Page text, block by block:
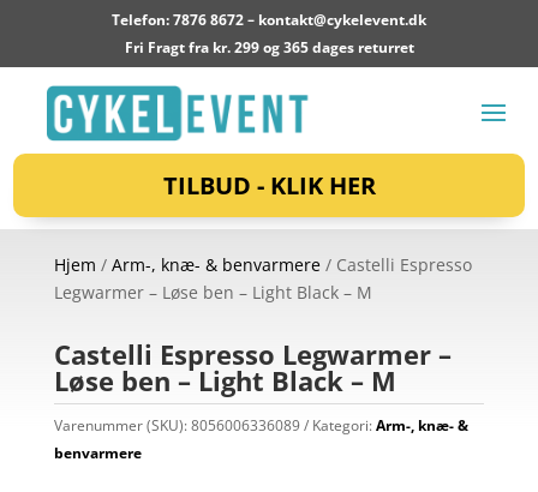
Telefon: 7876 8672 – kontakt@cykelevent.dk
Fri Fragt fra kr. 299 og 365 dages returret
TILBUD - KLIK HER
Hjem / Arm-, knæ- & benvarmere/ Castelli Espresso
Legwarmer – Løse ben – Light Black – M
Castelli Espresso Legwarmer –
Løse ben – Light Black – M
Varenummer (SKU):8056006336089 Kategori:Arm-, knæ- &
benvarmere